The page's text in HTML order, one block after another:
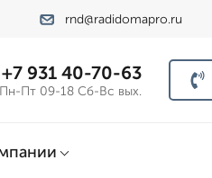
rnd@radidomapro.ru
+7 931 40-70-63
Пн-Пт 09-18 Сб-Вс вых.